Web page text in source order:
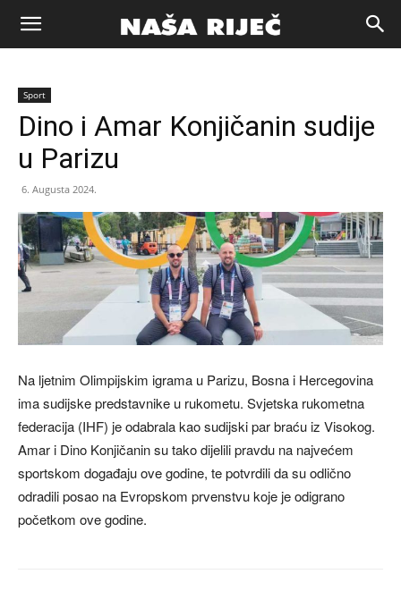
Naša
riječ
Sport
Dino i Amar Konjičanin sudije
u Parizu
6. Augusta 2024.
Na ljetnim Olimpijskim igrama u Parizu, Bosna i Hercegovina
ima sudijske predstavnike u rukometu. Svjetska rukometna
federacija (IHF) je odabrala kao sudijski par braću iz Visokog.
Amar i Dino Konjičanin su tako dijelili pravdu na najvećem
sportskom događaju ove godine, te potvrdili da su odlično
odradili posao na Evropskom prvenstvu koje je odigrano
početkom ove godine.